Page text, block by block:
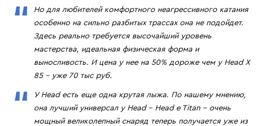
Но для любителей комфортного неагрессивного катания
особенно на сильно разбитых трассах она не подойдет.
Здесь реально требуется высочайший уровень
мастерства, идеальная физическая форма и
выносливость. И цена у нее на 50% дороже чем у Head X
85 – уже 70 тыс руб.
У Head есть еще одна крутая лыжа. По нашему мнению,
она лучший универсал у Head – Head e Titan – очень
мощный великолепный снаряд теперь получается уже из